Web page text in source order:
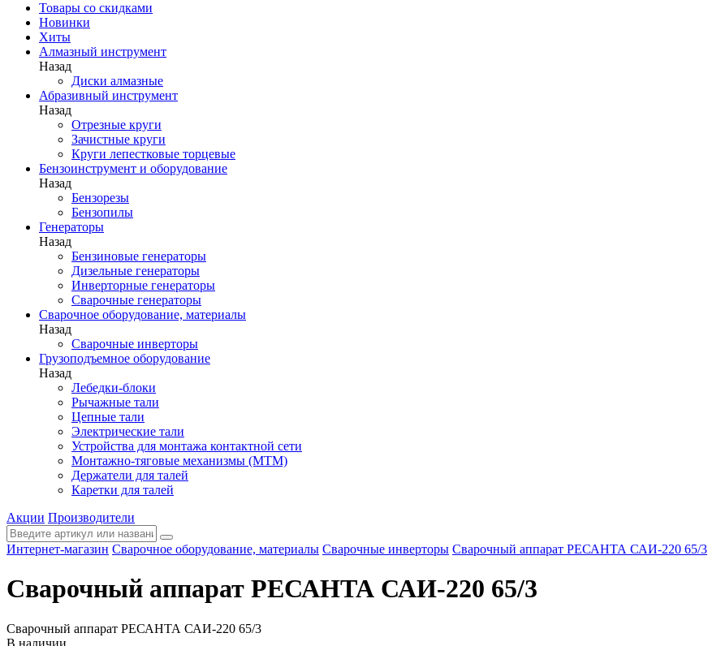
Товары со скидками
Новинки
Хиты
Алмазный инструмент
Назад
Диски алмазные
Абразивный инструмент
Назад
Отрезные круги
Зачистные круги
Круги лепестковые торцевые
Бензоинструмент и оборудование
Назад
Бензорезы
Бензопилы
Генераторы
Назад
Бензиновые генераторы
Дизельные генераторы
Инверторные генераторы
Сварочные генераторы
Сварочное оборудование, материалы
Назад
Сварочные инверторы
Грузоподъемное оборудование
Назад
Лебедки-блоки
Рычажные тали
Цепные тали
Электрические тали
Устройства для монтажа контактной сети
Монтажно-тяговые механизмы (МТМ)
Держатели для талей
Каретки для талей
Акции Производители
Интернет-магазин Сварочное оборудование, материалы Сварочные инверторы Сварочный аппарат РЕСАНТА САИ-220 65/3
Сварочный аппарат РЕСАНТА САИ-220 65/3
Сварочный аппарат РЕСАНТА САИ-220 65/3
В наличии